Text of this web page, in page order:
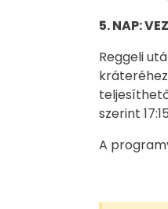
5. NAP:
Reggeli
szerint
A